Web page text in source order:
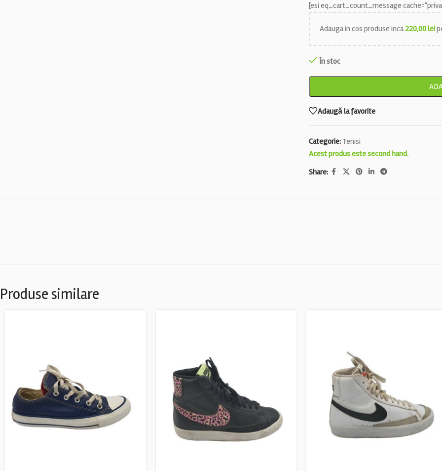
[esi eq_cart_count_message
Adauga in cos produse inca220,00lei
În stoc
Adaugă la favorite
Categorie: Tenisi
Acest produs este second hand.
Share:
Produse similare